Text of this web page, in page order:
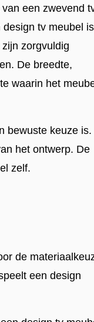
van een zwevend
tv meubel is
zorgvuldig
De breedte,
waarin het
bewuste keuze is.
het ontwerp. De
zelf.
de
een design